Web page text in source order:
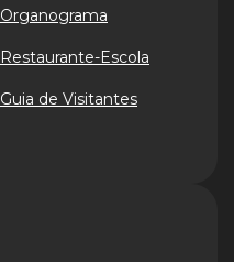
Organograma
Restaurante-Escola
Guia de Visitantes